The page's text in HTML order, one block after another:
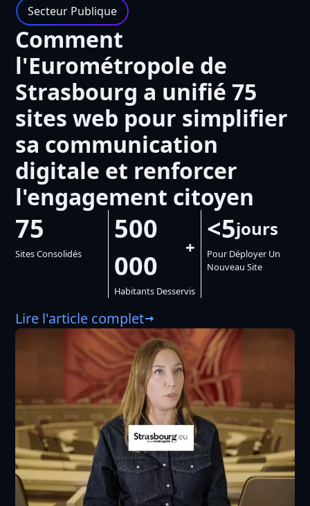
Secteur Publique
Comment
l'Eurométropole de
Strasbourg a unifié 75
sites web pour simplifier
sa communication
digitale et renforcer
l'engagement citoyen
75
Sites Consolidés
500
000
+
Habitants Desservis
<5jours
Pour Déployer Un
Nouveau Site
Lire l'article complet